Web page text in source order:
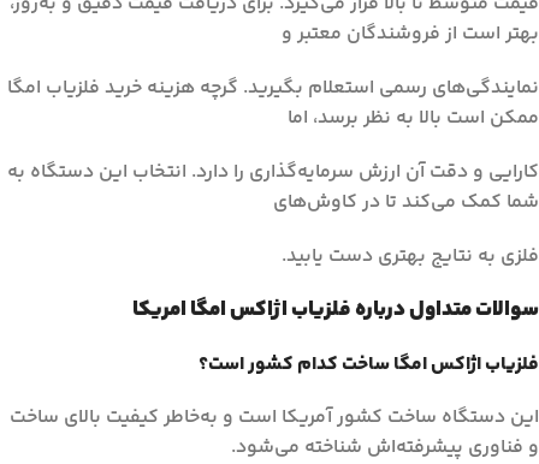
بهتر است از فروشندگان معتبر و
نمایندگی‌های رسمی استعلام بگیرید. گرچه هزینه خرید فلزیاب امگا
ممکن است بالا به نظر برسد، اما
کارایی و دقت آن ارزش سرمایه‌گذاری را دارد. انتخاب این دستگاه به
شما کمک می‌کند تا در کاوش‌های
فلزی به نتایج بهتری دست یابید.
سوالات متداول درباره فلزیاب اژاکس امگا امریکا
فلزیاب اژاکس امگا ساخت کدام کشور است؟
این دستگاه ساخت کشور آمریکا است و به‌خاطر کیفیت بالای ساخت
و فناوری پیشرفته‌اش شناخته می‌شود.